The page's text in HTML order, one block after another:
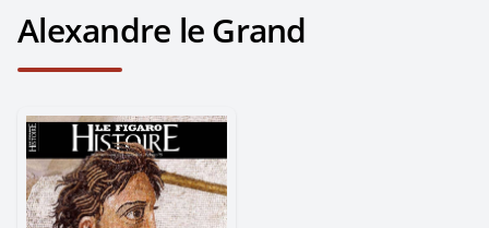
Alexandre le Grand